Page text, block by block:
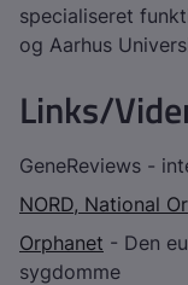
specialiseret
og Aarhus
Links/
GeneReviews -
NORD, National
Orphanet - Den
sygdomme